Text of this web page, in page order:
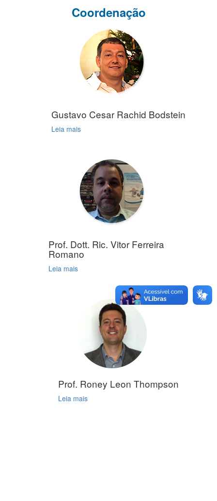
Coordenação
Gustavo Cesar Rachid Bodstein
Leia mais
Prof. Dott. Ric. Vitor Ferreira
Romano
Leia mais
Prof. Roney Leon Thompson
Leia mais